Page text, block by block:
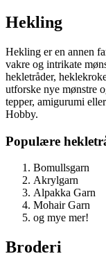
Hekling
Hekling er en annen
vakre og intrikate
hekletråder,
utforske nye mønstre
tepper, amigurumi
Hobby.
Populære
Bomullsgarn
Akrylgarn
Alpakka Garn
Mohair Garn
og mye mer!
Broderi